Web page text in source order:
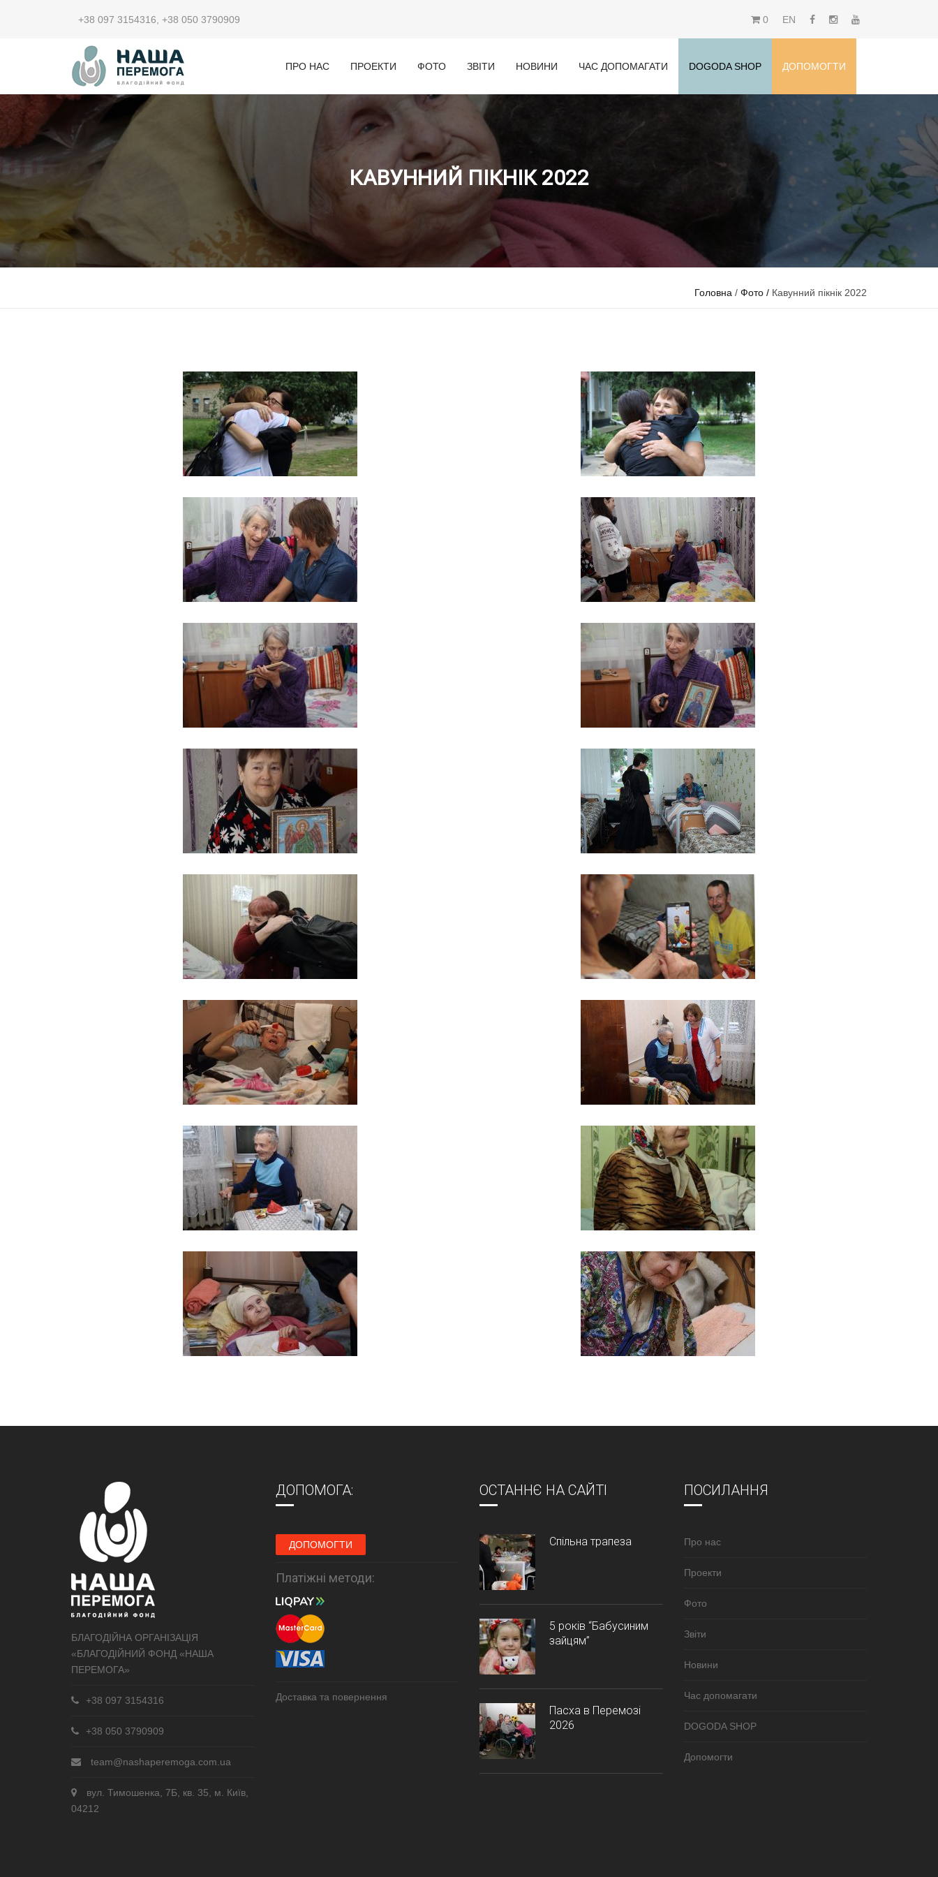
+38 097 3154316 +38 050 3790909 0 EN
ПРО НАС ПРОЕКТИ ФОТО ЗВІТИ НОВИНИ ЧАС ДОПОМАГАТИ DOGODA SHOP ДОПОМОГТИ
КАВУННИЙ ПІКНІК 2022
Головна / Фото / Кавунний пікнік 2022
БЛАГОДІЙНА ОРГАНІЗАЦІЯ
«БЛАГОДІЙНИЙ ФОНД «НАША
ПЕРЕМОГА»
+38 097 3154316
+38 050 3790909
team@nashaperemoga.com.ua
вул. Тимошенка, 7Б, кв. 35, м. Київ,
04212
ДОПОМОГА:
ДОПОМОГТИ
Платіжні методи:
Доставка та повернення
ОСТАННЄ НА САЙТІ
Спільна трапеза
5 років “Бабусиним
зайцям”
Пасха в Перемозі
2026
ПОСИЛАННЯ
Про нас
Проекти
Фото
Звіти
Новини
Час допомагати
DOGODA SHOP
Допомогти